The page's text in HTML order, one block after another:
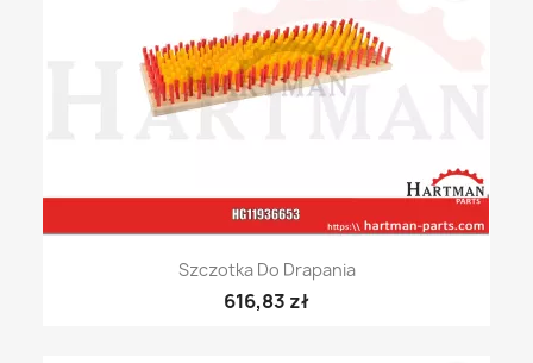
Szczotka Do Drapania
616,83 zł